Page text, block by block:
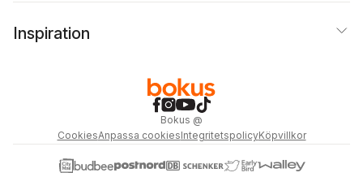
Inspiration
Bokus @
CookiesAnpassa cookiesIntegritetspolicyKöpvillkor